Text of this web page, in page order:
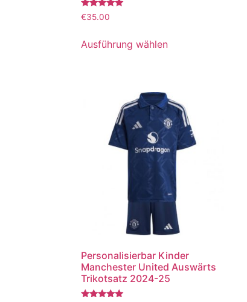
Bewertet
mit
von 5
€35.00
Ausführung wählen
Personalisierbar Kinder
Manchester United Auswärts
Trikotsatz 2024-25